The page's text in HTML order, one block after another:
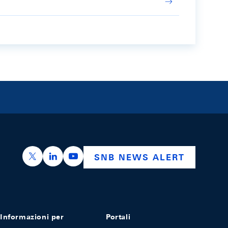
https://x.com/snb_bns
https://ch.linkedin.com/company/swiss-
https://www.youtube.com/
SNB NEWS ALERT
Informazioni per Portali